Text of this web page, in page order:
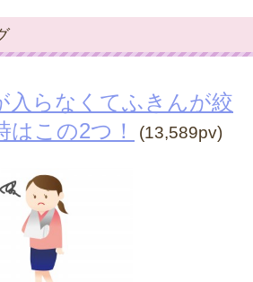
入らなくてふきんが絞
はこの2つ！
(13,589pv)